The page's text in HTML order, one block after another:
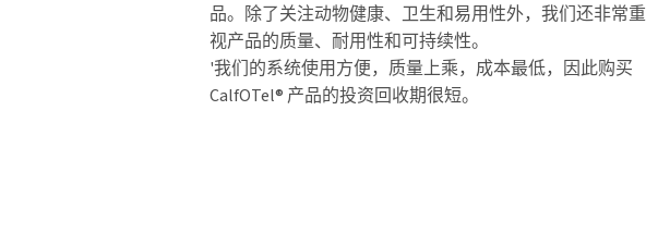
品。除了关注动物健康、卫生和易用性外，我们还非常重
视产品的质量、耐用性和可持续性。
'我们的系统使用方便，质量上乘，成本最低，因此购买
CalfOTel® 产品的投资回收期很短。